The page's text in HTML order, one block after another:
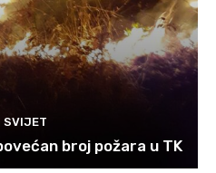
SVIJET
broj požara u TK